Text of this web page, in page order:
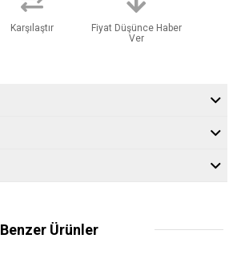
Karşılaştır
Fiyat Düşünce Haber
Ver
Benzer Ürünler